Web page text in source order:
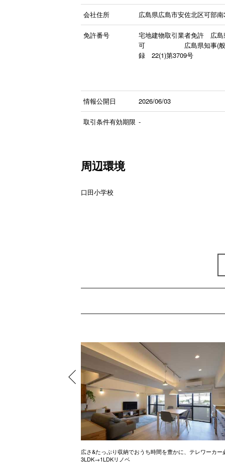
会社住所 広島県広島市安佐北区可部
免許番号
宅地建物取引業者免許 広島
可 広島県知事(般-4)第
録 22(1)第3709号
情報公開日 2026/06/03
取引条件有効期限 -
周辺環境
口田小学校
広さ&たっぷり収納でおうち時間を豊かに、テレワーカー
3LDK→1LDKリノベ